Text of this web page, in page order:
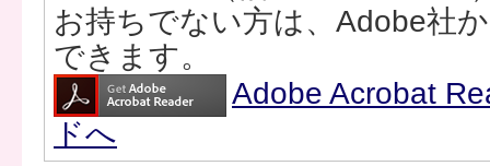
お持ちでない方は、Adobe社
できます。
Adobe Acrobat
ドへ